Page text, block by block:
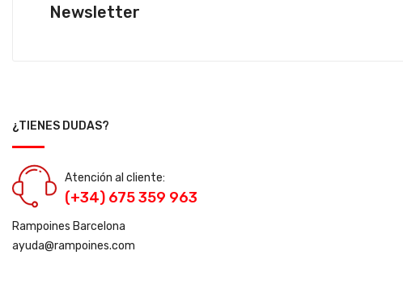
Newsletter
¿TIENES DUDAS?
Atención al cliente:
(+34) 675 359 963
Rampoines Barcelona
ayuda@rampoines.com